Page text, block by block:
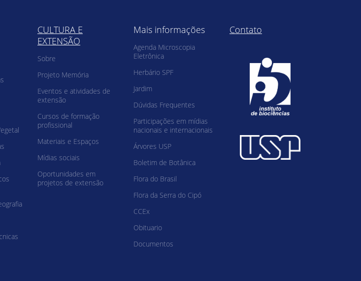
CULTURA E
EXTENSÃO
Sobre
Projeto Memória
Eventos e atividades de
extensão
Cursos de formação
profissional
Materiais e Espaços
Mídias sociais
Oportunidades em
projetos de extensão
Mais informações
Agenda Microscopia
Eletrônica
Herbário SPF
Jardim
Dúvidas Frequentes
Participações em mídias
nacionais e internacionais
Árvores USP
Boletim de Botânica
Flora do Brasil
Flora da Serra do Cipó
CCEx
Obituario
Documentos
Contato